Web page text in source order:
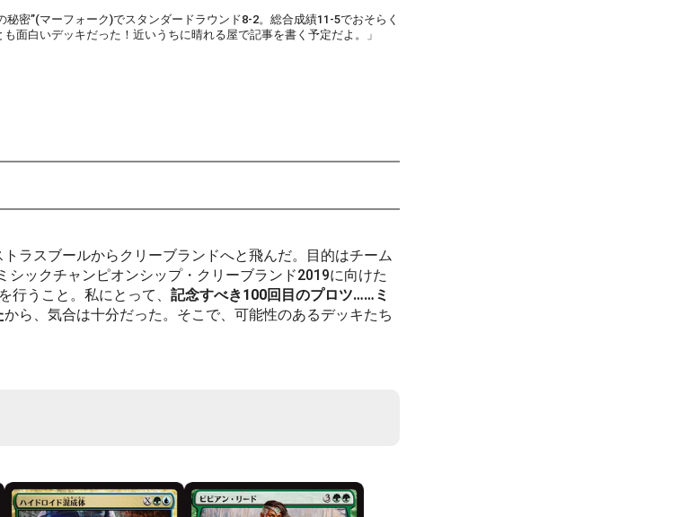
秘密”(マーフォーク)でスタンダードラウンド8-2。総合成績11-5でおそらく
面白いデッキだった！近いうちに晴れる屋で記事を書く予定だよ。」
ラスブールからクリーブランドへと飛んだ。目的はチーム
ックチャンピオンシップ・クリーブランド2019に向けた
行うこと。私にとって、 記念すべき100回目のプロツ……ミ
から、気合は十分だった。そこで、可能性のあるデッキたち